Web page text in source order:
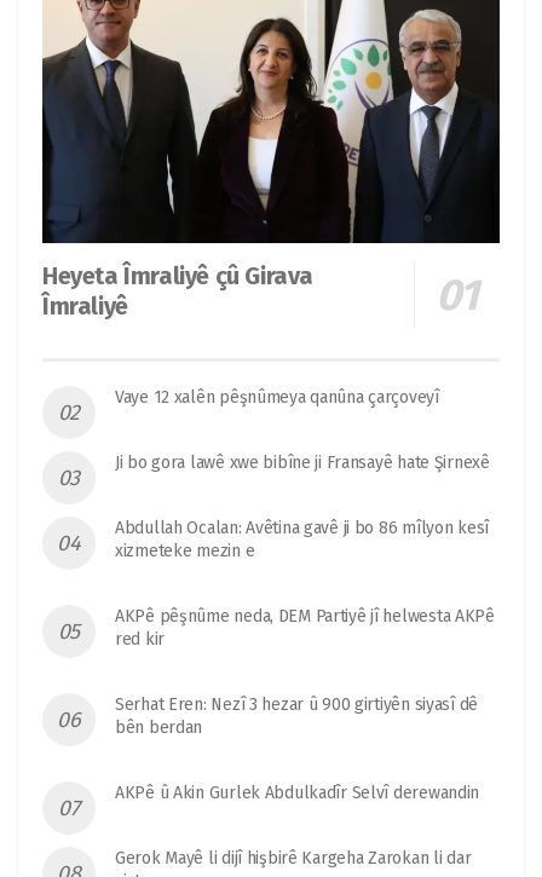
Heyeta Îmraliyê çû Girava
Îmraliyê
Vaye 12 xalên pêşnûmeya qanûna çarçoveyî
Ji bo gora lawê xwe bibîne ji Fransayê hate Şirnexê
Abdullah Ocalan: Avêtina gavê ji bo 86 mîlyon kesî
xizmeteke mezin e
AKPê pêşnûme neda, DEM Partiyê jî helwesta AKPê
red kir
Serhat Eren: Nezî 3 hezar û 900 girtiyên siyasî dê
bên berdan
AKPê û Akin Gurlek Abdulkadîr Selvî derewandin
Gerok Mayê li dijî hişbirê Kargeha Zarokan li dar